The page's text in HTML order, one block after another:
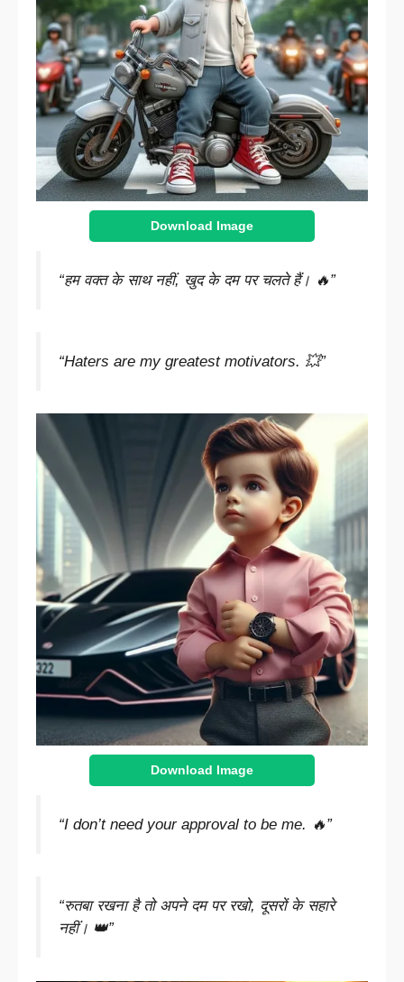
Download Image
“हम वक्त के साथ नहीं, खुद के दम पर चलते हैं। 🔥”
“Haters are my greatest motivators. 💥”
Download Image
“I don’t need your approval to be me. 🔥”
“रुतबा रखना है तो अपने दम पर रखो, दूसरों के सहारे
नहीं। 👑”